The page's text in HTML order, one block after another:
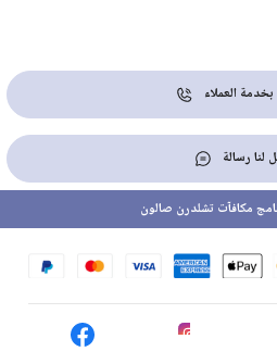
بخدمة العملاء
لنا رسالة
مكافآت تشلدرن صالون